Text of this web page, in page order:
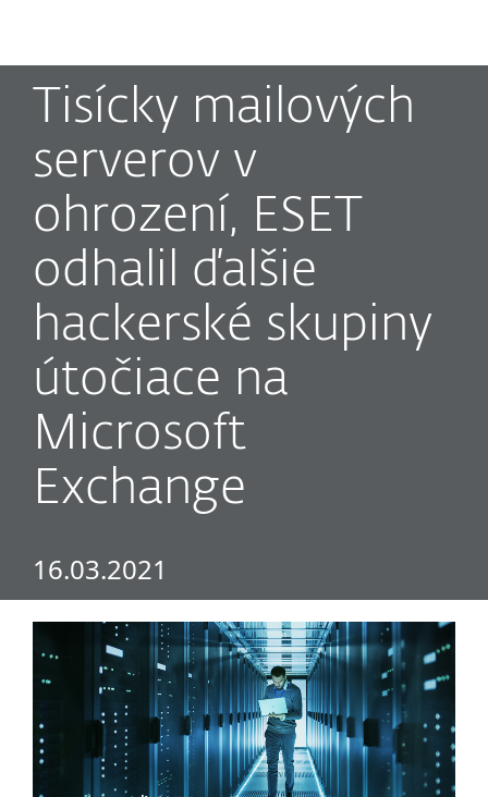
Tisícky mailových
serverov v
ohrození, ESET
odhalil ďalšie
hackerské skupiny
útočiace na
Microsoft
Exchange
16.03.2021